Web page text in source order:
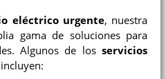
eléctrico urgente, nuestra
gama de soluciones para
Algunos de los servicios